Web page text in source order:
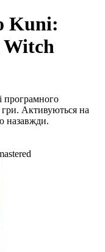
Kuni:
Witch
програмного
гри. Активуються на
назавжди.